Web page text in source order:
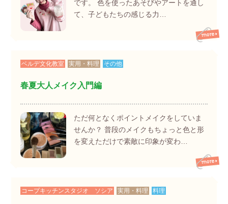
です。 色を使ったあそびやアートを通し
て、子どもたちの感じる力…
ベルデ文化教室 実用・料理 その他
春夏大人メイク入門編
ただ何となくポイントメイクをしていま
せんか？ 普段のメイクもちょっと色と形
を変えただけで素敵に印象が変わ…
コープキッチンスタジオ ソシア 実用・料理 料理